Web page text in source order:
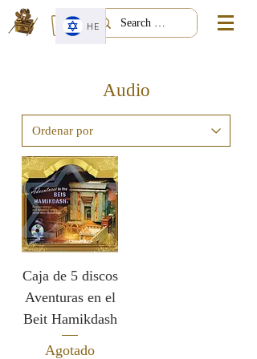
HE
Audio
Caja de 5 discos
Aventuras en el
Beit Hamikdash
Agotado